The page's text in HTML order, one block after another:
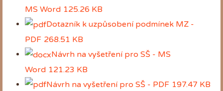
MS Word 125.26 KB
Dotazník k uzpůsobení podmínek MZ -
PDF 268.51 KB
Návrh na vyšetření pro SŠ - MS
Word 121.23 KB
Návrh na vyšetření pro SŠ - PDF 197.47 KB